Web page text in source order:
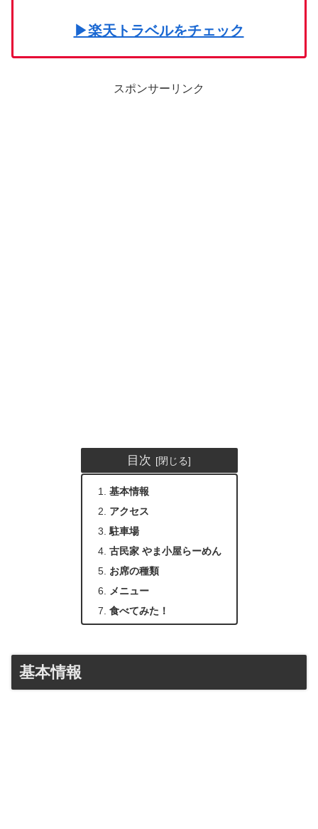
▶楽天トラベルをチェック
スポンサーリンク
目次
基本情報
アクセス
駐車場
古民家 やま小屋らーめん
お席の種類
メニュー
食べてみた！
基本情報